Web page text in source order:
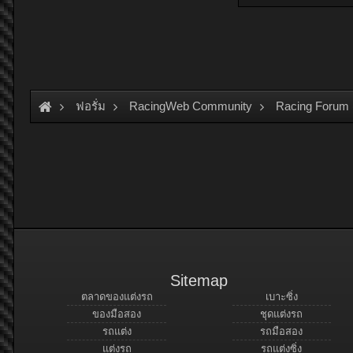
ฟอรั่ม RacingWeb Community Racing
Sitemap
ตลาดของแต่งรถ
ของมือสอง
รถแต่ง
แต่งรถ
เบาะซิ่ง
ชุดแต่งรถ
รถมือสอง
รถแต่งซิ่ง